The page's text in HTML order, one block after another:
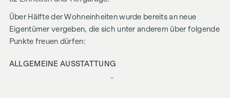
Über Hälfte der Wohneinheiten wurde bereits an neue
Eigentümer vergeben, die sich unter anderem über folgende
Punkte freuen dürfen:
ALLGEMEINE AUSSTATTUNG